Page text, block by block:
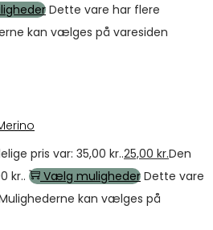
Dette vare har flere
kan vælges på varesiden
pris var: 35,00 kr..25,00 kr.Den
kr..
Vælg muligheder Dette vare
kan vælges på